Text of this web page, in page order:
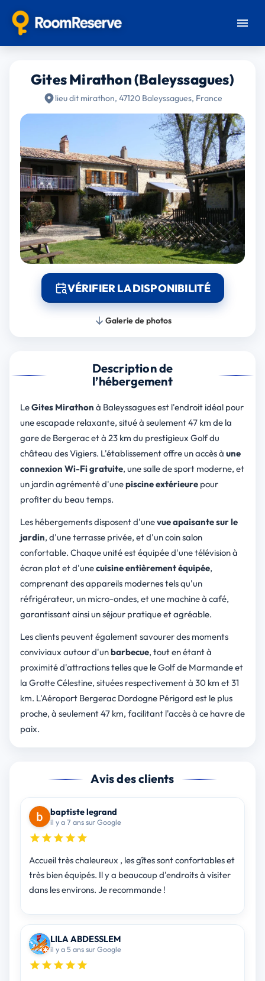
Gites Mirathon (Baleyssagues)
lieu dit mirathon, 47120 Baleyssagues, France
VÉRIFIER LA DISPONIBILITÉ
Galerie de photos
Description de
l’hébergement
LeGites Mirathon à Baleyssagues est l'endroit idéal pour
une escapade relaxante, situé à seulement 47 km de la
gare de Bergerac et à 23 km du prestigieux Golf du
château des Vigiers. L'établissement offre un accès à une
connexion Wi-Fi gratuite, une salle de sport moderne, et
un jardin agrémenté d'unepiscine extérieurepour
profiter du beau temps.
Les hébergements disposent d'unevue apaisante sur le
jardin, d'une terrasse privée, et d'un coin salon
confortable. Chaque unité est équipée d'une télévision à
écran plat et d'unecuisine entièrement équipée,
comprenant des appareils modernes tels qu'un
réfrigérateur, un micro-ondes, et une machine à café,
garantissant ainsi un séjour pratique et agréable.
Les clients peuvent également savourer des moments
conviviaux autour d'unbarbecue, tout en étant à
proximité d'attractions telles que le Golf de Marmande et
la Grotte Célestine, situées respectivement à 30 km et 31
km. L'Aéroport Bergerac Dordogne Périgord est le plus
proche, à seulement 47 km, facilitant l'accès à ce havre de
paix.
Avis des clients
baptiste legrand
il y a 7 ans sur Google
Accueil très chaleureux , les gîtes sont confortables et
très bien équipés. Il y a beaucoup d'endroits à visiter
dans les environs. Je recommande !
LILA ABDESSLEM
il y a 5 ans sur Google